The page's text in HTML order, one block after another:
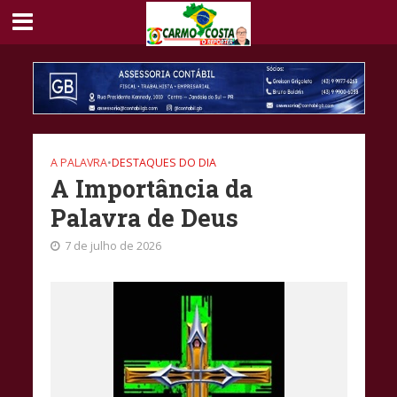
A PALAVRA•DESTAQUES DO DIA
A Importância da
Palavra de Deus
7 de julho de 2026